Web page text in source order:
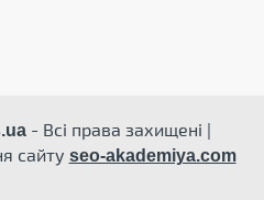
- Всі права захищені |
сайту seo-akademiya.com